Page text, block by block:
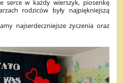
serce w każdy wierszyk, piosenkę
rodziców były najpiękniejszą
najserdeczniejsze życzenia oraz